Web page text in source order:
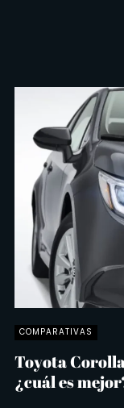
COMPARATIVAS
Toyota
¿cuál es